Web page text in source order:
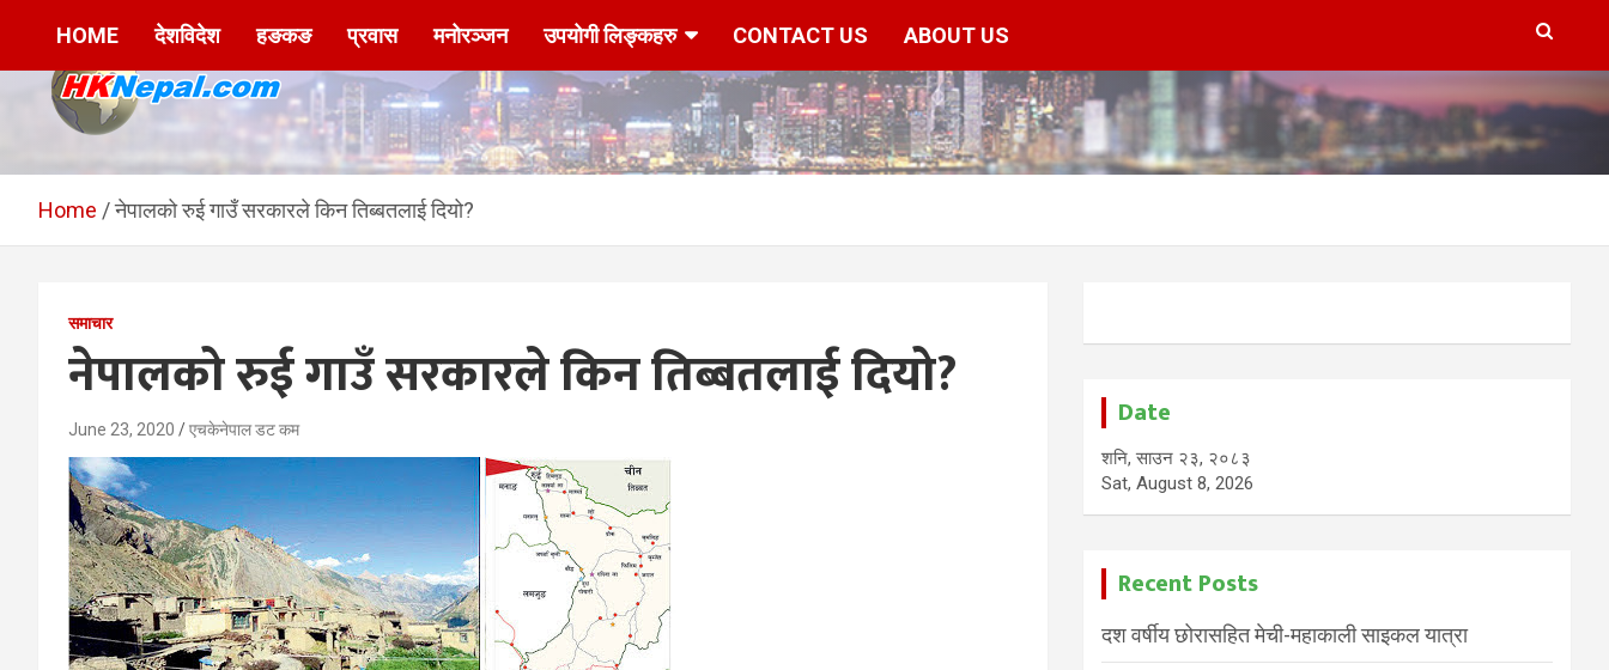
HKNepal.com –
हङकङबाट सञ्चालित पहिलो
hknepal, hknepal.com, hk nepal, hk nepal com
HOME देशविदेश हङकङ प्रवास मनोरञ्जन उपयोगी लिङ्कहरु CONTACT US ABOUT US
Home नेपालको रुई गाउँ सरकारले किन तिब्बतलाई दियो?
समाचार
नेपालको रुई गाउँ सरकारले किन तिब्बतलाई दियो?
June 23, 2020 एचकेनेपाल डट कम Date
शनि, साउन २३, २०८३
Sat, August 8, 2026
Recent Posts
दश वर्षीय छोरासहित मेची-महाकाली साइकल यात्रा